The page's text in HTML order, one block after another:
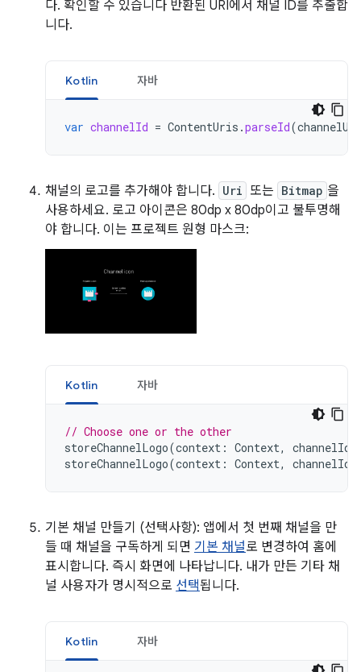
다. 확인할 수 있습니다 반환된 URI에서 채널 ID를 추출합
니다.
Kotlin 자바
var channelId = ContentUris .parseId(channelUri
채널의 로고를 추가해야 합니다. Uri 또는 Bitmap 을
사용하세요. 로고 아이콘은 80dp x 80dp이고 불투명해
야 합니다. 이는 프로젝트 원형 마스크:
Kotlin 자바
// Choose one or the other
storeChannelLogo(context : Context, channelId
storeChannelLogo(context : Context, channelId
기본 채널 만들기 (선택사항): 앱에서 첫 번째 채널을 만
들 때 채널을 구독하게 되면 기본 채널로 변경하여 홈에
표시합니다. 즉시 화면에 나타납니다. 내가 만든 기타 채
널 사용자가 명시적으로 선택됩니다.
Kotlin 자바